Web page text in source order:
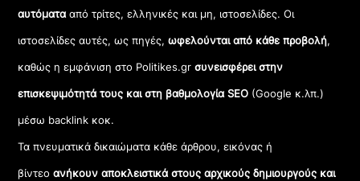
αυτόματααπό τρίτες, ελληνικές και μη, ιστοσελίδες. Οι
ιστοσελίδες αυτές, ως πηγές,ωφελούνται από κάθε προβολή,
καθώς η εμφάνιση στο Politikes.gr συνεισφέρει στην
επισκεψιμότητά τους και στη βαθμολογία SEO (Google κ.λπ.)
μέσω backlink κοκ.
Τα πνευματικά δικαιώματα κάθε άρθρου, εικόνας ή
βίντεοανήκουν αποκλειστικά στους αρχικούς δημιουργούς και